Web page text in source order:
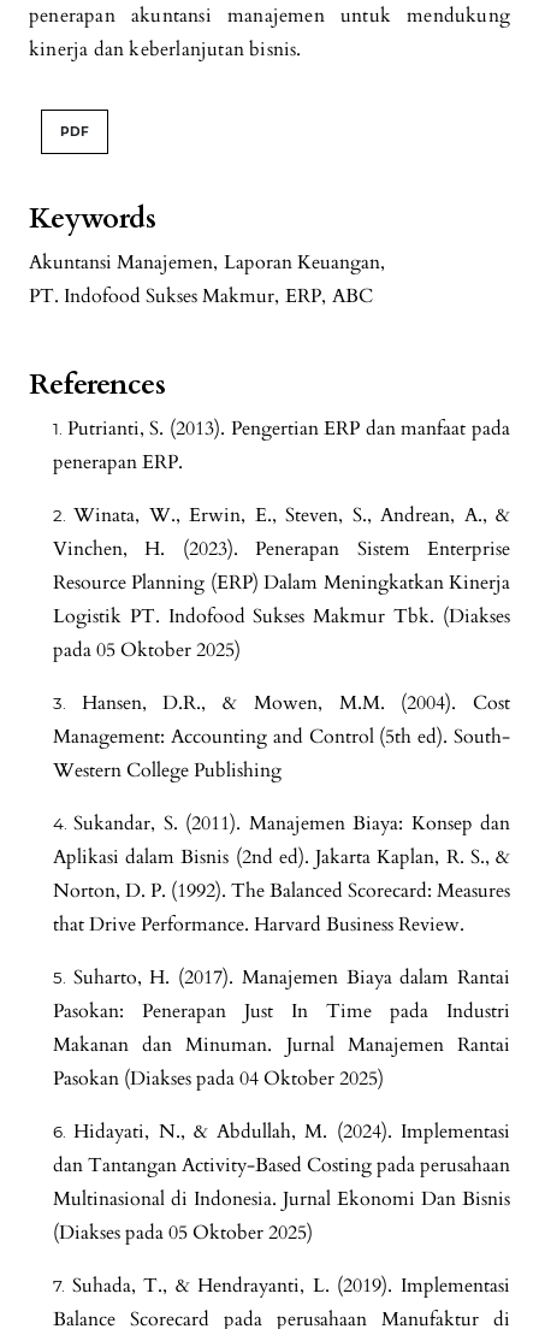
Keywords
Akuntansi Manajemen, Laporan Keuangan,
PT. Indofood Sukses Makmur, ERP, ABC
penerapan akuntansi manajemen untuk mendukung
kinerja dan keberlanjutan bisnis.
PDF
References
Putrianti, S. (2013). Pengertian ERP dan manfaat pada
penerapan ERP.
Winata, W., Erwin, E., Steven, S., Andrean, A., &
Vinchen, H. (2023). Penerapan Sistem Enterprise
Resource Planning (ERP) Dalam Meningkatkan Kinerja
Logistik PT. Indofood Sukses Makmur Tbk. (Diakses
pada 05 Oktober 2025)
Hansen, D.R., & Mowen, M.M. (2004). Cost
Management: Accounting and Control (5th ed). South-
Western College Publishing
Sukandar, S. (2011). Manajemen Biaya: Konsep dan
Aplikasi dalam Bisnis (2nd ed). Jakarta Kaplan, R. S., &
Norton, D. P. (1992). The Balanced Scorecard: Measures
that Drive Performance. Harvard Business Review.
Suharto, H. (2017). Manajemen Biaya dalam Rantai
Pasokan: Penerapan Just In Time pada Industri
Makanan dan Minuman. Jurnal Manajemen Rantai
Pasokan (Diakses pada 04 Oktober 2025)
Hidayati, N., & Abdullah, M. (2024). Implementasi
dan Tantangan Activity-Based Costing pada perusahaan
Multinasional di Indonesia. Jurnal Ekonomi Dan Bisnis
(Diakses pada 05 Oktober 2025)
Suhada, T., & Hendrayanti, L. (2019). Implementasi
Balance Scorecard pada perusahaan Manufaktur di